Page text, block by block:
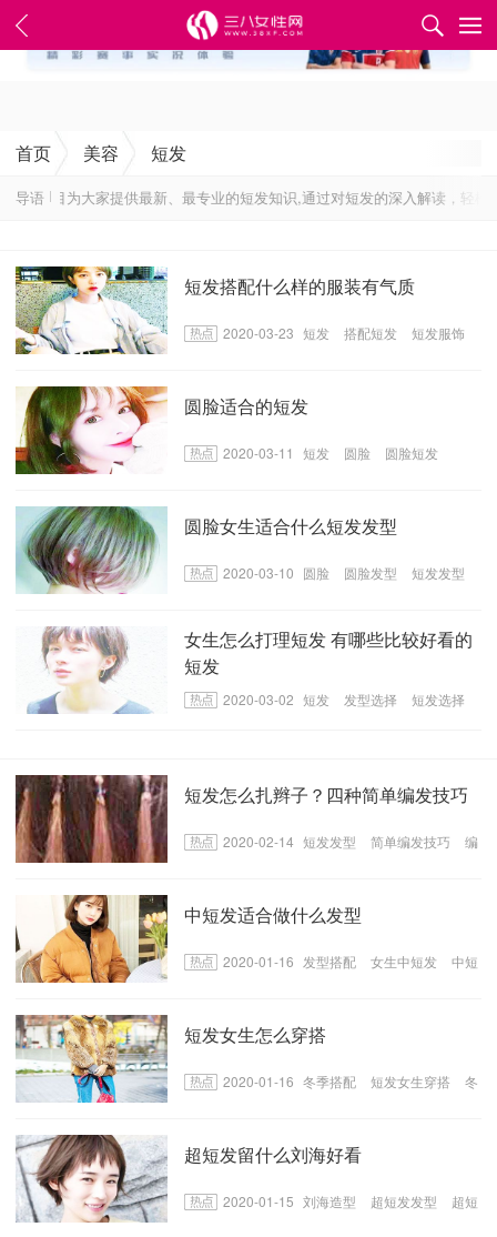
✕
首页 美容 短发
导语
发栏目为大家提供最新、最专业的短发知识,通过对短发的深入解读，轻松
短发搭配什么样的服装有气质
2020-03-23 短发 搭配短发 短发服饰
圆脸适合的短发
2020-03-11 短发 圆脸 圆脸短发
圆脸女生适合什么短发发型
2020-03-10 圆脸 圆脸发型 短发发型
女生怎么打理短发 有哪些比较好看的
短发
2020-03-02 短发 发型选择 短发选择
短发怎么扎辫子？四种简单编发技巧
2020-02-14 短发发型 简单编发技巧
编
中短发适合做什么发型
2020-01-16 发型搭配 女生中短发
中短
短发女生怎么穿搭
2020-01-16 冬季搭配 短发女生穿搭
冬
超短发留什么刘海好看
2020-01-15 刘海造型 超短发发型
超短